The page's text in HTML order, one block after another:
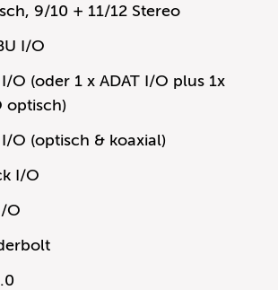
9/10 + 11/12 Stereo
I/O
I/O (oder 1 x ADAT I/O plus 1x
optisch)
O (optisch & koaxial)
I/O
O